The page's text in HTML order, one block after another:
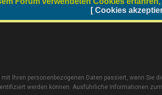
Ihren personenbezogenen Daten passiert, wenn Sie
werden können. Ausführliche Informationen
[ Cookies